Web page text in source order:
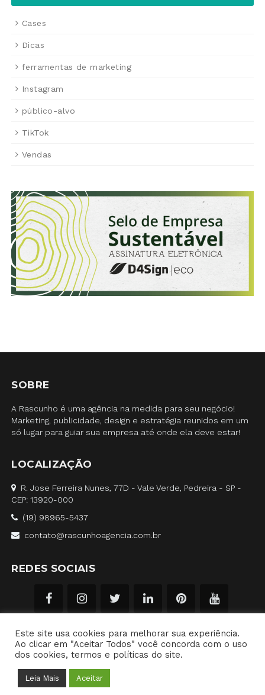
Cases
Dicas
ferramentas de marketing
Instagram
público-alvo
TikTok
Vendas
SOBRE
A Rascunho é uma agência na medida para seu negócio!
Marketing, publicidade, design e estratégia reunidos em um
só lugar para guiar sua empresa até onde ela deve estar!
LOCALIZAÇÃO
R. Jose Ferreira Nunes, 77D - Vale Verde, Pedreira - SP -
CEP: 13920-000
(19) 98965-5437
contato@rascunhoagencia.com.br
REDES SOCIAIS
Rascunho Agência Marketing Digital e Públicidade © 2018-2026
Este site usa cookies para melhorar sua experiência.
Ao clicar em "Aceitar Todos" você concorda com o uso
dos cookies, termos e políticas do site.
Leia Mais Aceitar